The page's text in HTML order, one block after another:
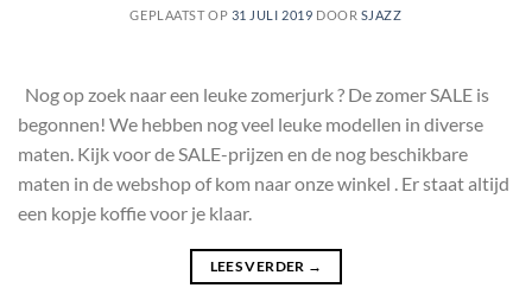
GEPLAATST OP 31 JULI 2019 DOOR SJAZZ
Nog op zoek naar een leuke zomerjurk ? De zomer SALE is
begonnen! We hebben nog veel leuke modellen in diverse
maten. Kijk voor de SALE-prijzen en de nog beschikbare
maten in de webshop of kom naar onze winkel . Er staat altijd
een kopje koffie voor je klaar.
LEES VERDER →